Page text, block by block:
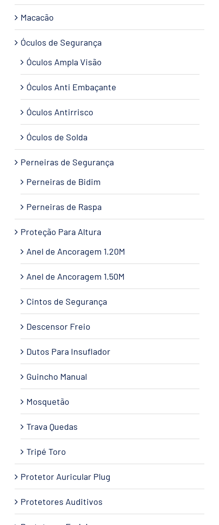
Macacão
Óculos de Segurança
Óculos Ampla Visão
Óculos Anti Embaçante
Óculos Antirrisco
Óculos de Solda
Perneiras de Segurança
Perneiras de Bidim
Perneiras de Raspa
Proteção Para Altura
Anel de Ancoragem 1.20M
Anel de Ancoragem 1.50M
Cintos de Segurança
Descensor Freio
Dutos Para Insuflador
Guincho Manual
Mosquetão
Trava Quedas
Tripé Toro
Protetor Auricular Plug
Protetores Auditivos